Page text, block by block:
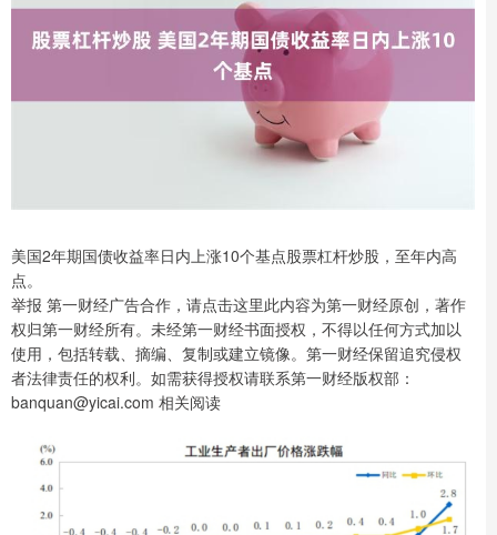
美国2年期国债收益率日内上涨10个基点股票杠杆炒股，至年内高
点。
举报 第一财经广告合作，请点击这里此内容为第一财经原创，著作
权归第一财经所有。未经第一财经书面授权，不得以任何方式加以
使用，包括转载、摘编、复制或建立镜像。第一财经保留追究侵权
者法律责任的权利。如需获得授权请联系第一财经版权部：
banquan@yicai.com 相关阅读